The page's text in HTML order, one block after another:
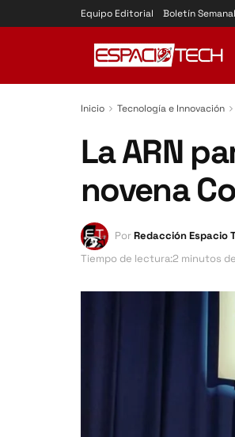
Equipo Editorial Boletín Semanal
Inicio Tecnología e Innovación
La ARN
novena
PorRedacción Espacio
Tiempo de lectura:2 minutos